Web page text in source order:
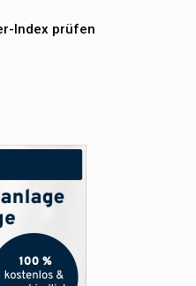
Index prüfen